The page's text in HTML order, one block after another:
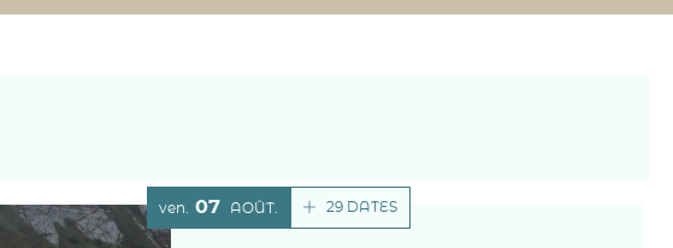
29 DATES
ven. 07 AOÛT